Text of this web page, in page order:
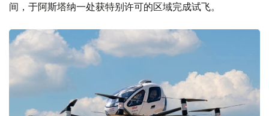
间，于阿斯塔纳一处获特别许可的区域完成试飞。